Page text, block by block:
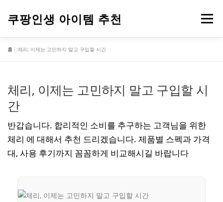
로
쿠팡인생 아이템 추천 메뉴
컴퓨터 기타
홈 »체리, 이제는 고민하지 말고 구입할 시간
체리, 이제는 고민하지 말고 구입할 시
간
반갑습니다. 합리적인 소비를 추구하는 고객님을 위한
체리 에 대해서 추천 드리겠습니다. 제품별 스펙과 가격
대, 사용 후기까지 꼼꼼하게 비교해시길 바랍니다